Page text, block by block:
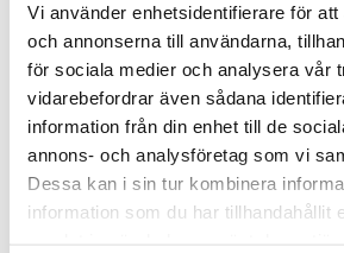
Vi använder enhetsidentifierare för
och annonserna till användarna,
för sociala medier och analysera vår
vidarebefordrar även sådana
information från din enhet till de
annons- och analysföretag som vi
Dessa kan i sin tur kombinera
information som du har tillhandahållit